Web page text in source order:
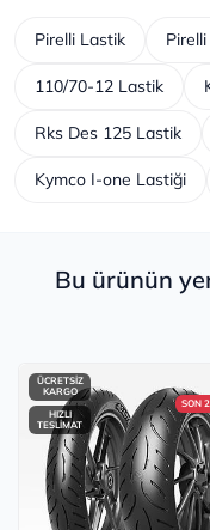
Pirelli Lastik
110/70-12 Lastik
Rks Des 125 Lastik
Kymco I-one Lastiği
Bu ürünün
SON
ÜCRETSİZ
KARGO
HIZLI
TESLİMAT